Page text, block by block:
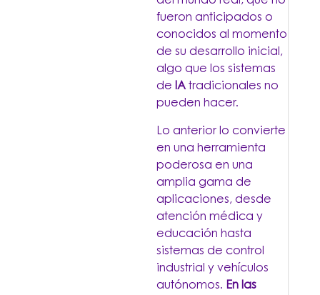
fueron anticipados o
conocidos al momento
de su desarrollo inicial,
algo que los sistemas
de IA tradicionales no
pueden hacer.
Lo anterior lo convierte
en una herramienta
poderosa en una
amplia gama de
aplicaciones, desde
atención médica y
educación hasta
sistemas de control
industrial y vehículos
autónomos. En las